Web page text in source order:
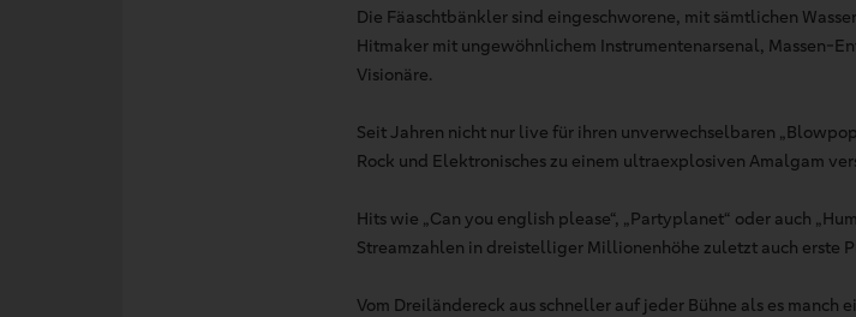
Die Fäaschtbänkler sind eingeschworene, mit sämtlichen
Hitmaker mit ungewöhnlichem Instrumentenarsenal, Massen-
Visionäre.
Seit Jahren nicht nur live für ihren unverwechselbaren
Rock und Elektronisches zu einem ultraexplosiven Amalgam
Hits wie „Can you english please“, „Partyplanet“ oder auch
Streamzahlen in dreistelliger Millionenhöhe zuletzt auch erste
Vom Dreiländereck aus schneller auf jeder Bühne als es manch